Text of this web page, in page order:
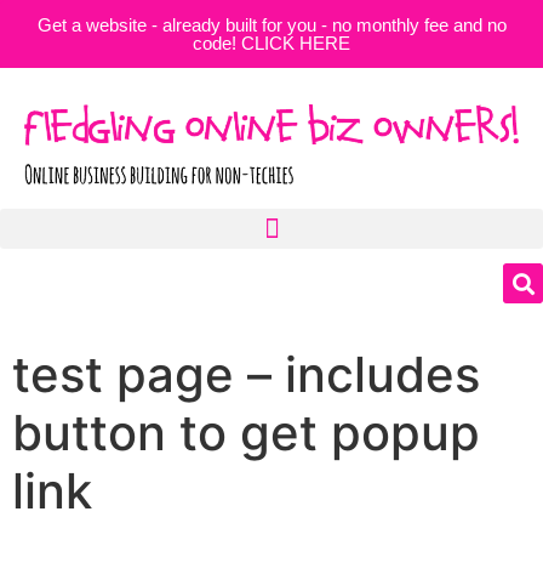
Get a website - already built for you - no monthly fee and no
code! CLICK HERE
test page – includes
button to get popup
link